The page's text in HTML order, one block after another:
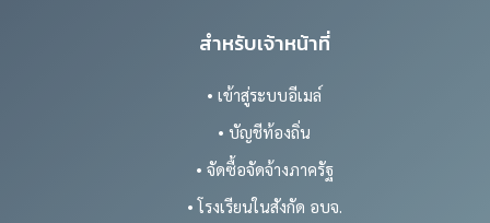
สำหรับเจ้าหน้าที่
• เข้าสู่ระบบอีเมล์
• บัญชีท้องถิ่น
• จัดซื้อจัดจ้างภาครัฐ
• โรงเรียนในสังกัด อบจ.